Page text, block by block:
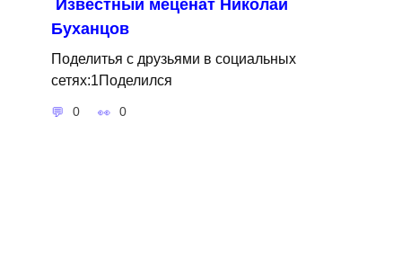
Известный меценат Николай
Буханцов
Поделитья с друзьями в социальных
сетях:1Поделился
0 0